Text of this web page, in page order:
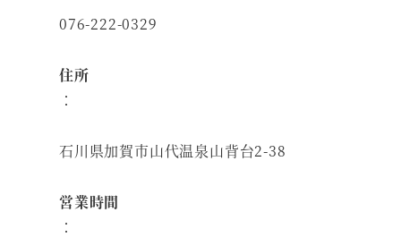
076-222-0329
住所
：
石川県加賀市山代温泉山背台2-38
営業時間
：